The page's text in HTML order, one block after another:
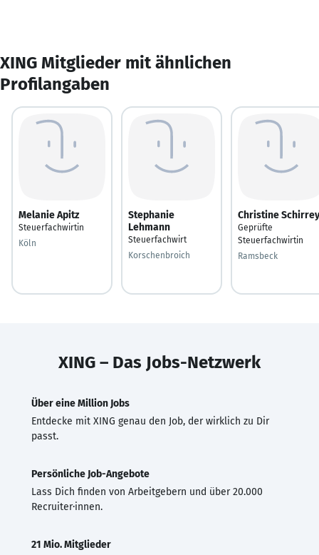
XING Mitglieder mit ähnlichen
Profilangaben
Melanie Apitz
Steuerfachwirtin
Köln
Stephanie
Lehmann
Steuerfachwirt
Korschenbroich
Christine Schirrey
Geprüfte
Steuerfachwirtin
Ramsbeck
XING – Das Jobs-Netzwerk
Über eine Million Jobs
Entdecke mit XING genau den Job, der wirklich zu Dir
passt.
Persönliche Job-Angebote
Lass Dich finden von Arbeitgebern und über 20.000
Recruiter·innen.
21 Mio. Mitglieder